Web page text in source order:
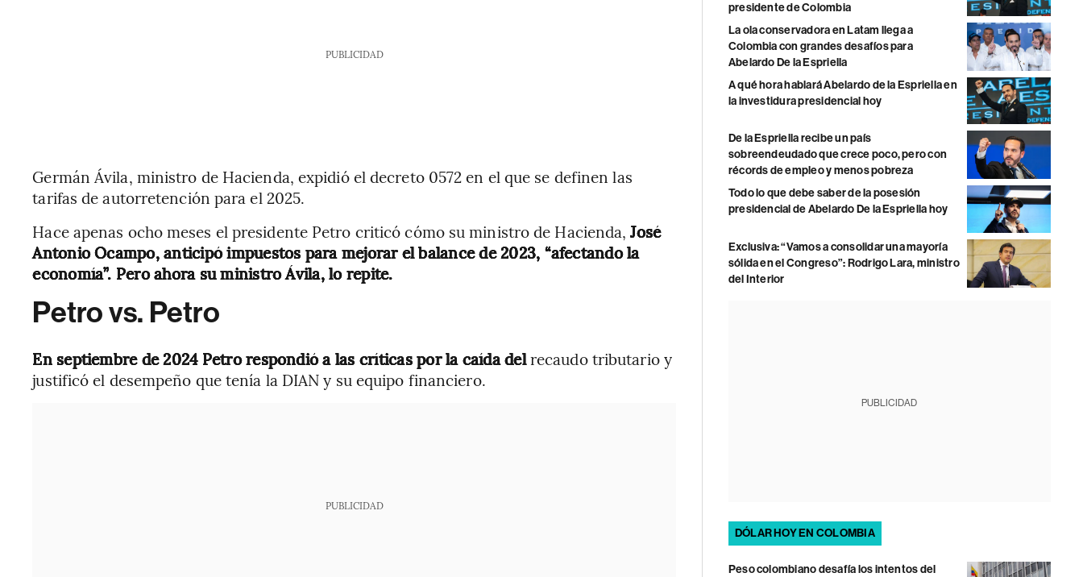
PUBLICIDAD
Germán Ávila, ministro de Hacienda, expidió el decreto 0572 en el que se definen las
tarifas de autorretención para el 2025.
Hace apenas ocho meses el presidente Petro criticó cómo su ministro de Hacienda,José
Antonio Ocampo, anticipó impuestos para mejorar el balance de 2023, “afectando la
economía”. Pero ahora su ministro Ávila, lo repite.
Petro vs. Petro
En septiembre de 2024 Petro respondió a las críticas por la caída delrecaudo tributario y
justificó el desempeño que tenía la DIAN y su equipo financiero.
PUBLICIDAD
presidente de Colombia
La ola conservadora en Latam llega a
Colombia con grandes desafíos para
Abelardo De la Espriella
A qué hora hablará Abelardo de la Espriella en
la investidura presidencial hoy
De la Espriella recibe un país
sobreendeudado que crece poco, pero con
récords de empleo y menos pobreza
Todo lo que debe saber de la posesión
presidencial de Abelardo De la Espriella hoy
Exclusiva: “Vamos a consolidar una mayoría
sólida en el Congreso”: Rodrigo Lara, ministro
del Interior
PUBLICIDAD
DÓLAR HOY EN COLOMBIA
Peso colombiano desafía los intentos del